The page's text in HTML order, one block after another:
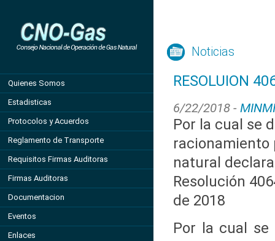
Quienes Somos
Estadisticas
Protocolos y Acuerdos
Reglamento de Transporte
Requisitos Firmas Auditoras
Firmas Auditoras
Documentacion
Eventos
Enlaces
Noticias
RESOLUION
6/22/2018 -
Por la cual se
racionamiento
natural
Resolución
de 2018
Por la cual